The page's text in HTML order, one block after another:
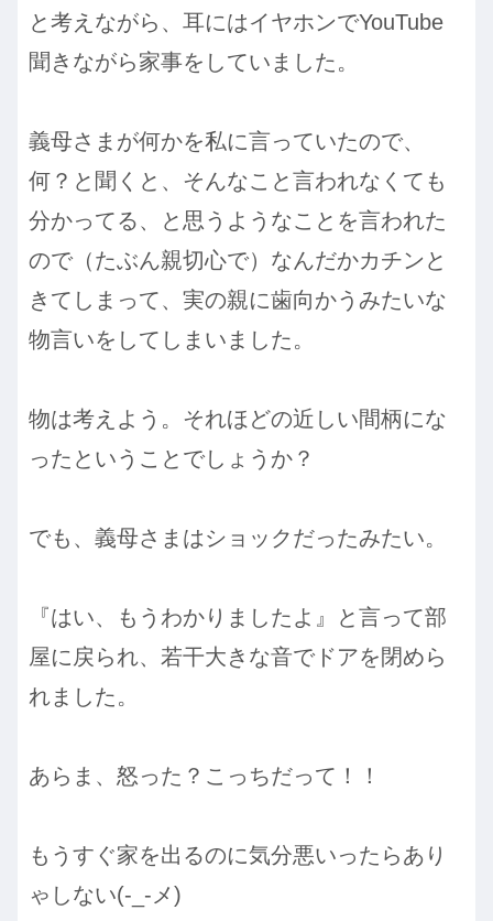
と考えながら、耳にはイヤホンでYouTube
聞きながら家事をしていました。
義母さまが何かを私に言っていたので、
何？と聞くと、そんなこと言われなくても
分かってる、と思うようなことを言われた
ので（たぶん親切心で）なんだかカチンと
きてしまって、実の親に歯向かうみたいな
物言いをしてしまいました。
物は考えよう。それほどの近しい間柄にな
ったということでしょうか？
でも、義母さまはショックだったみたい。
『はい、もうわかりましたよ』と言って部
屋に戻られ、若干大きな音でドアを閉めら
れました。
あらま、怒った？こっちだって！！
もうすぐ家を出るのに気分悪いったらあり
ゃしない(-_-メ)